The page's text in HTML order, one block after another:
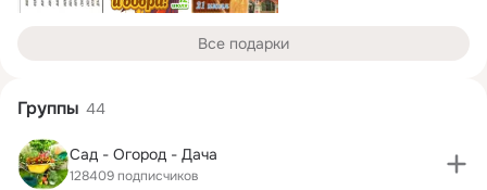
Все подарки
Группы 44
Сад - Огород - Дача
128409 подписчиков